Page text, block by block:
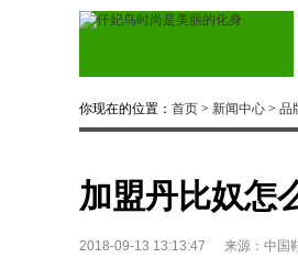
你现在的位置： 首页 > 新闻中心 > 品
加盟丹比奴怎
2018-09-13 13:13:47 来源：中国